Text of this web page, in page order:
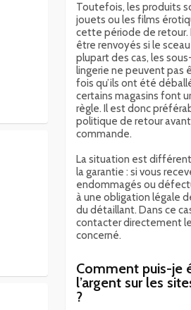
Toutefois, les produits
jouets ou les films
cette période de retour.
être renvoyés si le
plupart des cas, les
lingerie ne peuvent pas
fois qu’ils ont été
certains magasins font
règle. Il est donc
politique de retour
commande.
La situation est
la garantie : si vous
endommagés ou
à une obligation légale
du détaillant. Dans ce
contacter directement
concerné.
Comment puis-je
l’argent sur les
?